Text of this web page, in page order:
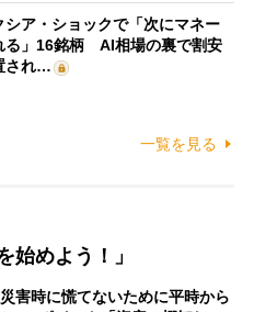
シア・ショックで「次にマネー
る」16銘柄 AI相場の裏で割安
され…
一覧を見る
始めよう！」
災害時に慌てないために平時から